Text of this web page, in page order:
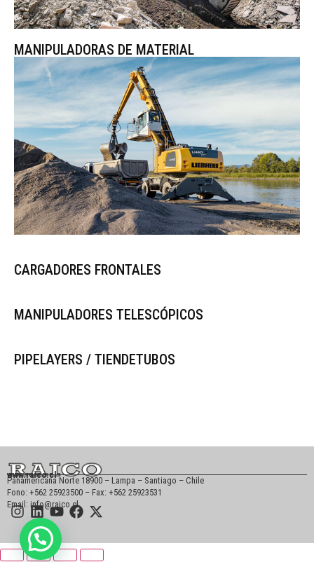
MANIPULADORAS DE MATERIAL
CARGADORES FRONTALES
MANIPULADORES TELESCÓPICOS
PIPELAYERS / TIENDETUBOS
www.raico.cl
Panamericana Norte 18900 – Lampa – Santiago – Chile
Fono: +562 25923500 – Fax: +562 25923531
Email: info@raico.cl